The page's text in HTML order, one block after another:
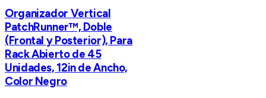
Organizador Vertical
PatchRunner™, Doble
(Frontal y Posterior), Para
Rack Abierto de 45
Unidades, 12in de Ancho,
Color Negro